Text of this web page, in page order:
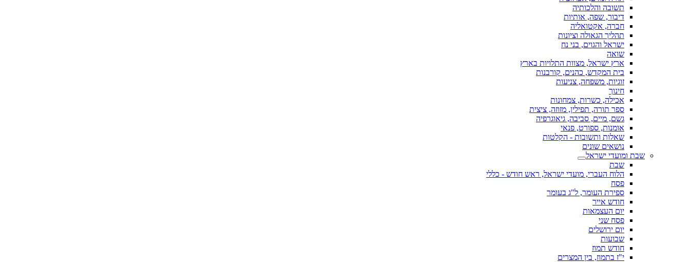
תשובה והלכותיה
דיבור, שפה, אותיות
חברה, אקטואליה
תהליך הגאולה וציונות
ישראל והגוים, בני נח
שואה
ארץ ישראל, מצוות התלויות בארץ
בית המקדש, כהנים, קורבנות
זוגיות, משפחה, צניעות
חינוך
אכילה, כשרות, צמחונות
ספר תורה, תפילין, מזוזה, ציצית
גשם, מיים, סביבה, גיאוגרפיה
אומנות, ספורט, פנאי
שאלות ותשובות - הקלטות
נושאים שונים
שבת ומועדי ישראל
שבת
הלוח העברי, מועדי ישראל, ראש חודש - כללי
פסח
ספירת העומר, ל"ג בעומר
חודש אייר
יום העצמאות
פסח שני
יום ירושלים
שבועות
חודש תמוז
י"ז בתמוז, בין המצרים